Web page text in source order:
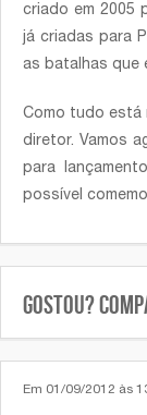
criado em 2005
já criadas para
as batalhas que
Como tudo está
diretor. Vamos
para
possível
Gostou?
Em 01/09/2012 às